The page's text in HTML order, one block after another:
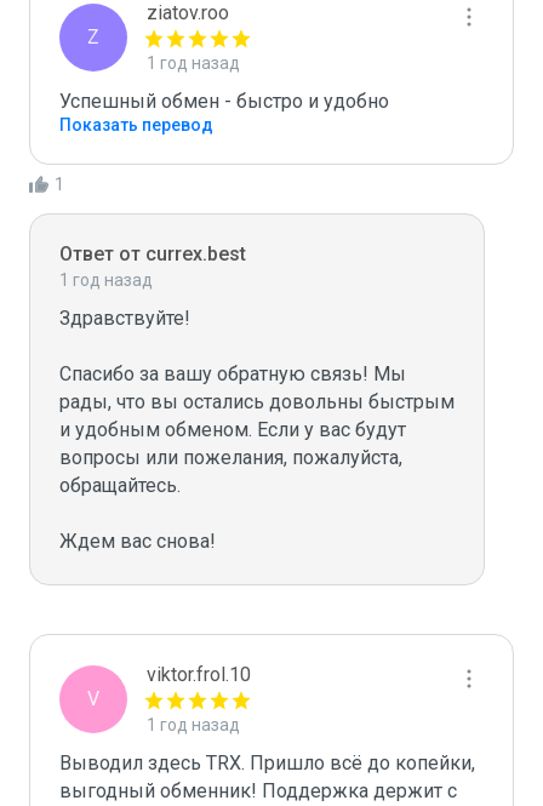
Z
ziatov.roo
1 год назад
Успешный обмен - быстро и удобно
Показать перевод
1
Ответ от currex.best
1 год назад
Здравствуйте!
Спасибо за вашу обратную связь! Мы
рады, что вы остались довольны быстрым
и удобным обменом. Если у вас будут
вопросы или пожелания, пожалуйста,
обращайтесь.
V
viktor.frol.10
1 год назад
Выводил здесь TRX. Пришло всё до копейки,
выгодный обменник! Поддержка держит с